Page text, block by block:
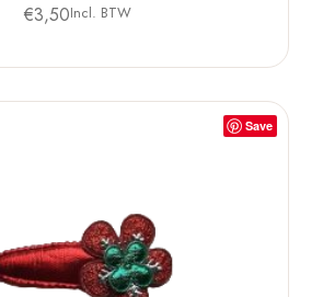
€3,50Incl. BTW
Save